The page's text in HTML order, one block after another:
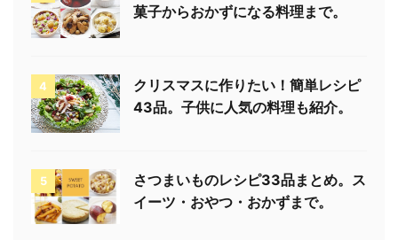
菓子からおかずになる料理まで。
4
クリスマスに作りたい！簡単レシピ
43品。子供に人気の料理も紹介。
5
さつまいものレシピ33品まとめ。ス
イーツ・おやつ・おかずまで。